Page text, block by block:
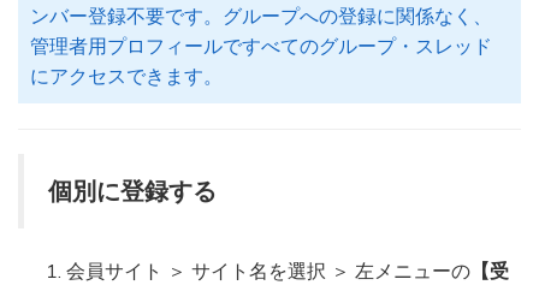
ンバー登録不要です。グループへの登録に関係なく、
管理者用プロフィールですべてのグループ・スレッド
にアクセスできます。
個別に登録する
会員サイト ＞ サイト名を選択 ＞ 左メニューの 【受